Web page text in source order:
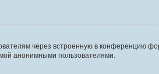
через встроенную в конференцию
анонимными пользователями.